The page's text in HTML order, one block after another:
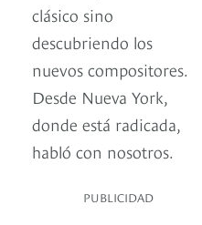
clásico sino
descubriendo los
nuevos compositores.
Desde Nueva York,
donde está radicada,
habló con nosotros.
PUBLICIDAD